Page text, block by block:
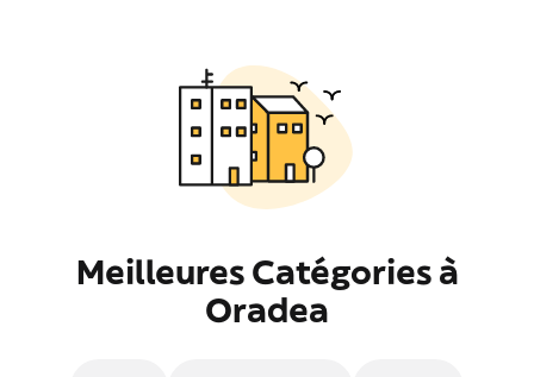
Meilleures Catégories à
Oradea